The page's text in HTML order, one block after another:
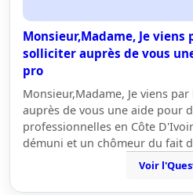
Monsieur,Madame, Je
solliciter auprès de vous
pro
Monsieur,Madame, Je viens
auprès de vous une aide pour
professionnelles en Côte
démuni et un chômeur du fait
Voir